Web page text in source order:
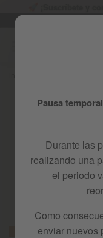
Pausa
Durante las
realizando una
el periodo
Como
enviar nuevos
TODOS LOS
Coches
Ordenar por:
REBAJAS